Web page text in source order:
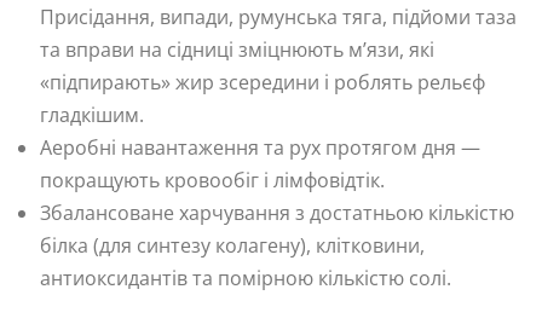
Присідання, випади, румунська тяга, підйоми таза
та вправи на сідниці зміцнюють м’язи, які
«підпирають» жир зсередини і роблять рельєф
гладкішим.
Аеробні навантаження та рух протягом дня —
покращують кровообіг і лімфовідтік.
Збалансоване харчування з достатньою кількістю
білка (для синтезу колагену), клітковини,
антиоксидантів та помірною кількістю солі.